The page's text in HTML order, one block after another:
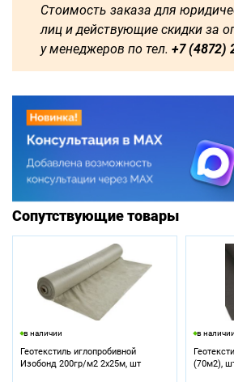
Стоимость заказа для
лиц и действующие скидки за
у менеджеров по тел. +7 (4872)
3500 3750 4000
4500 4750 5000
5500 5750 6000
Сопутствующие товары
в наличии
Геотекстиль иглопробивной
Изобонд 200гр/м2 2х25м, шт
в наличии
(70м2),